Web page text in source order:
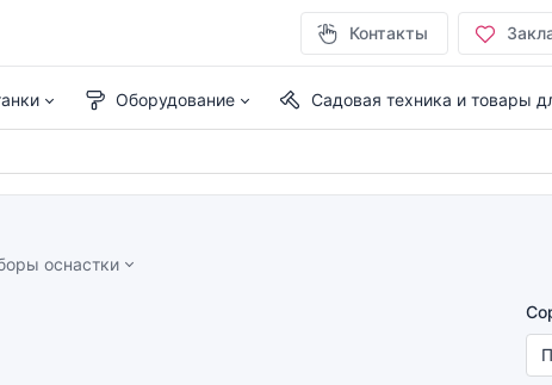
Контакты
Оборудование Садовая техника и товары
оснастки